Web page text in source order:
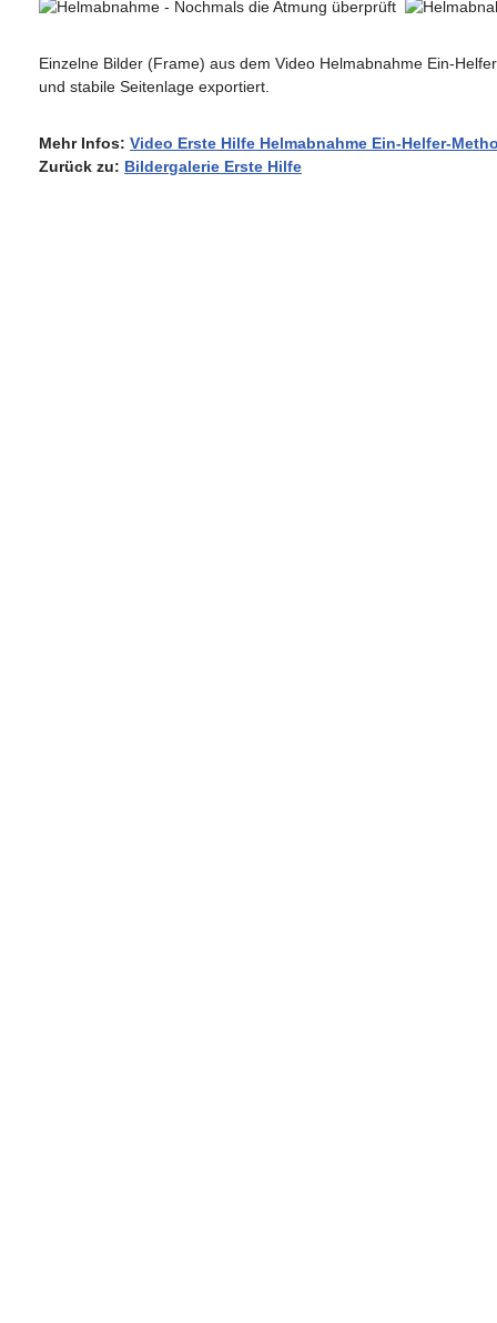
Einzelne Bilder (Frame) aus dem Video Helmabnahme Ein-
und stabile Seitenlage exportiert.
Mehr Infos: Video Erste Hilfe Helmabnahme Ein-Helfer-
Zurück zu: Bildergalerie Erste Hilfe